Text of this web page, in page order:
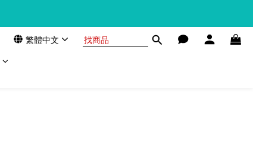
繁體中文